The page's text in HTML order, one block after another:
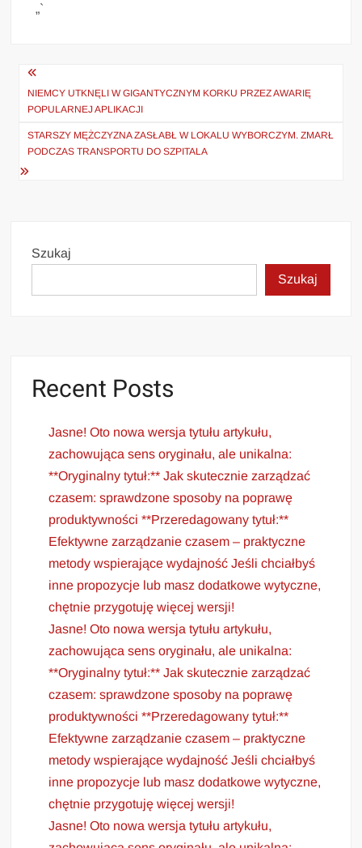
„`
Nawigacja
wpisu
NIEMCY UTKNĘLI W GIGANTYCZNYM KORKU PRZEZ AWARIĘ
POPULARNEJ APLIKACJI
STARSZY MĘŻCZYZNA ZASŁABŁ W LOKALU WYBORCZYM. ZMARŁ
PODCZAS TRANSPORTU DO SZPITALA
Szukaj
Szukaj
Recent Posts
Jasne! Oto nowa wersja tytułu artykułu,
zachowująca sens oryginału, ale unikalna:
**Oryginalny tytuł:** Jak skutecznie zarządzać
czasem: sprawdzone sposoby na poprawę
produktywności **Przeredagowany tytuł:**
Efektywne zarządzanie czasem – praktyczne
metody wspierające wydajność Jeśli chciałbyś
inne propozycje lub masz dodatkowe wytyczne,
chętnie przygotuję więcej wersji!
Jasne! Oto nowa wersja tytułu artykułu,
zachowująca sens oryginału, ale unikalna:
**Oryginalny tytuł:** Jak skutecznie zarządzać
czasem: sprawdzone sposoby na poprawę
produktywności **Przeredagowany tytuł:**
Efektywne zarządzanie czasem – praktyczne
metody wspierające wydajność Jeśli chciałbyś
inne propozycje lub masz dodatkowe wytyczne,
chętnie przygotuję więcej wersji!
Jasne! Oto nowa wersja tytułu artykułu,